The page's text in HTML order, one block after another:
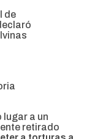
de
lugar a un
retirado